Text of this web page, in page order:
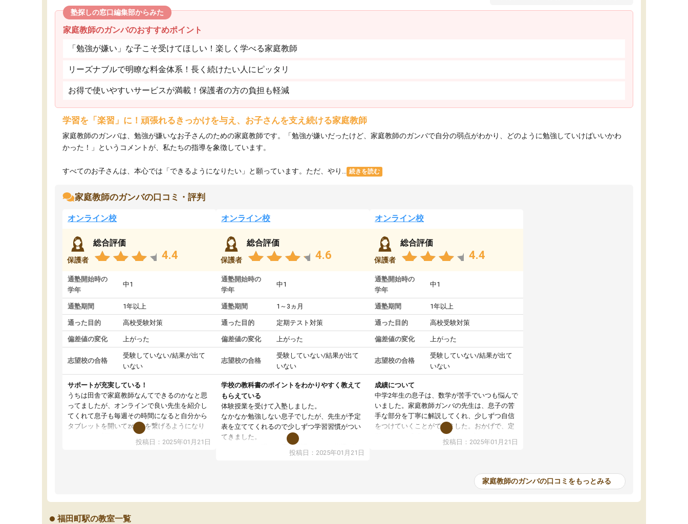
塾探しの窓口編集部からみた
家庭教師のガンバのおすすめポイント
「勉強が嫌い」な子こそ受けてほしい！楽しく学べる家庭教師
リーズナブルで明瞭な料金体系！長く続けたい人にピッタリ
お得で使いやすいサービスが満載！保護者の方の負担も軽減
学習を「楽習」に！頑張れるきっかけを与え、お子さんを支え続ける家庭教師
家庭教師のガンバは、勉強が嫌いなお子さんのための家庭教師です。「勉強が嫌いだったけど、家庭教師のガンバで自分の弱点がわかり、どのように勉強していけばいいかわ
かった！」というコメントが、私たちの指導を象徴しています。
すべてのお子さんは、本心では「できるようになりたい」と願っています。ただ、やり... 続きを読む
家庭教師のガンバの口コミ・評判
オンライン校
保護者
総合評価
4.4
通塾開始時の
学年
中1
通塾期間 1年以上
通った目的 高校受験対策
偏差値の変化 上がった
志望校の合格
受験していない/結果が出て
いない
サポートが充実している！
うちは田舎で家庭教師なんてできるのかなと思
ってましたが、オンラインで良い先生を紹介し
てくれて息子も毎週その時間になると自分から
タブレットを開いてzoomを繋げるようになり
ました！5科目なんでもOKなのもとても気に入
投稿日：2025年01月21日
オンライン校
保護者
総合評価
4.6
通塾開始時の
学年
中1
通塾期間 1～3ヵ月
通った目的 定期テスト対策
偏差値の変化 上がった
志望校の合格
受験していない/結果が出て
いない
学校の教科書のポイントをわかりやすく教えて
もらえている
体験授業を受けて入塾しました。
なかなか勉強しない息子でしたが、先生が予定
表を立ててくれるので少しずつ学習習慣がつい
てきました。
オンラインで週に一度の受講ですが、指導が無
い日も予定表に基づいて勉強したり、LINEでわ
投稿日：2025年01月21日
オンライン校
保護者
総合評価
4.4
通塾開始時の
学年
中1
通塾期間 1年以上
通った目的 高校受験対策
偏差値の変化 上がった
志望校の合格
受験していない/結果が出て
いない
成績について
中学2年生の息子は、数学が苦手でいつも悩んで
いました。家庭教師ガンバの先生は、息子の苦
手な部分を丁寧に解説してくれ、少しずつ自信
をつけていくことができました。おかげで、定
期テストの成績が10点以上アップし、本人もと
投稿日：2025年01月21日
家庭教師のガンバの口コミをもっとみる
福田町駅の教室一覧